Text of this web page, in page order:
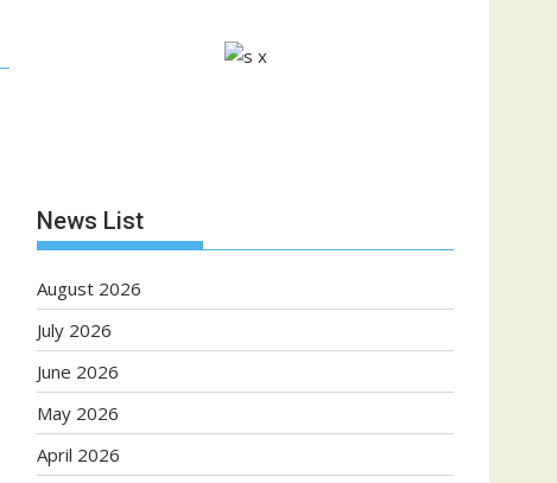
News List
August 2026
July 2026
June 2026
May 2026
April 2026